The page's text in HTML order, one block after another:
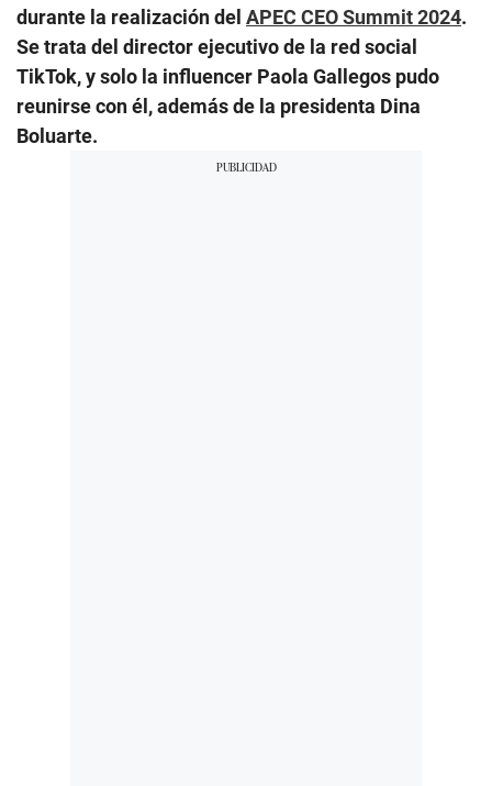
durante la realización del APEC CEO Summit 2024.
Se trata del director ejecutivo de la red social
TikTok, y solo la influencer Paola Gallegos pudo
reunirse con él, además de la presidenta Dina
Boluarte.